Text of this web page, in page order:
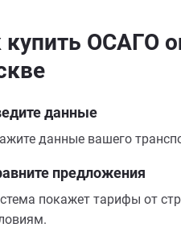
купить ОСАГО
данные
данные вашего
предложения
покажет тарифы от